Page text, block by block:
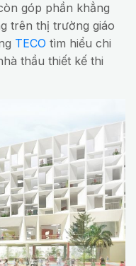
góp phần khẳng
trên thị trường giáo
TECO tìm hiểu chi
thầu thiết kế thi